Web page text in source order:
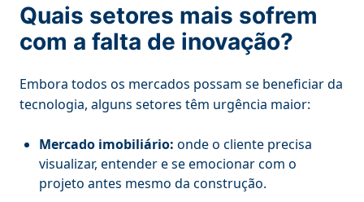
Quais setores mais sofrem
com a falta de inovação?
Embora todos os mercados possam se beneficiar da
tecnologia, alguns setores têm urgência maior:
Mercado imobiliário: onde o cliente precisa
visualizar, entender e se emocionar com o
projeto antes mesmo da construção.